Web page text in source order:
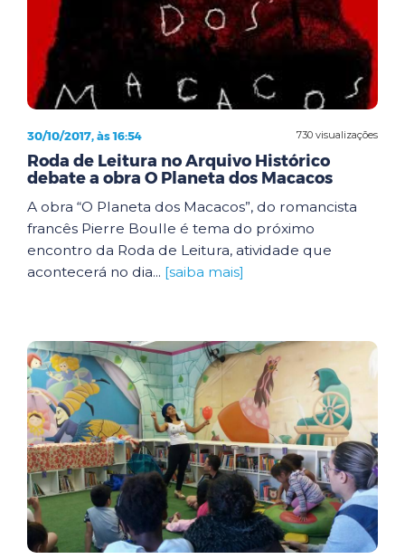
730 visualizações
30/10/2017, às 16:54
Roda de Leitura no Arquivo Histórico
debate a obra O Planeta dos Macacos
A obra “O Planeta dos Macacos”, do romancista
francês Pierre Boulle é tema do próximo
encontro da Roda de Leitura, atividade que
acontecerá no dia... [saiba mais]